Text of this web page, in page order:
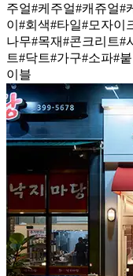
주얼#케주얼#캐쥬얼#
이 #회색#타일#모자이
나무#목재#콘크리트#
트#닥트#가구#소파#
이블